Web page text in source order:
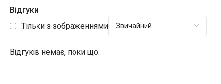
Відгуки
Тільки з зображеннями
Відгуків немає, поки що.